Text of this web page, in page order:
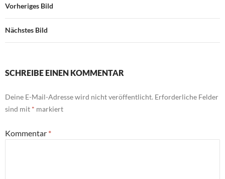
Vorheriges Bild
Nächstes Bild
SCHREIBE EINEN KOMMENTAR
Deine E-Mail-Adresse wird nicht veröffentlicht. Erforderliche Felder
sind mit * markiert
Kommentar *